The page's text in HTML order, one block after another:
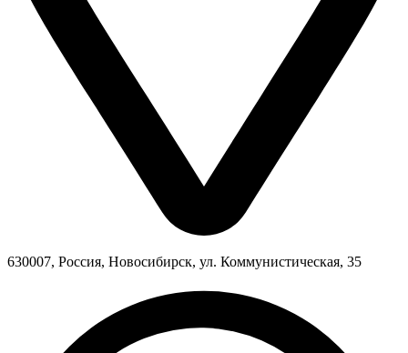
630007, Россия, Новосибирск, ул. Коммунистическая, 35